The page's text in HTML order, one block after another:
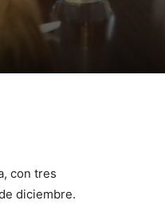
con tres
diciembre.